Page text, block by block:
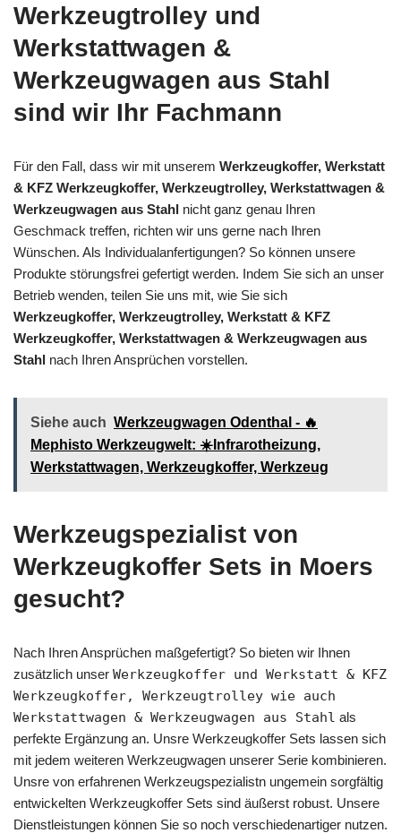
Werkzeugtrolley und
Werkstattwagen &
Werkzeugwagen aus Stahl
sind wir Ihr Fachmann
Für den Fall, dass wir mit unserem Werkzeugkoffer, Werkstatt
& KFZ Werkzeugkoffer, Werkzeugtrolley, Werkstattwagen &
Werkzeugwagen aus Stahl nicht ganz genau Ihren
Geschmack treffen, richten wir uns gerne nach Ihren
Wünschen. Als Individualanfertigungen? So können unsere
Produkte störungsfrei gefertigt werden. Indem Sie sich an unser
Betrieb wenden, teilen Sie uns mit, wie Sie sich
Werkzeugkoffer, Werkzeugtrolley, Werkstatt & KFZ
Werkzeugkoffer, Werkstattwagen & Werkzeugwagen aus
Stahl nach Ihren Ansprüchen vorstellen.
Siehe auch Werkzeugwagen Odenthal - 🔥
Mephisto Werkzeugwelt: ☀️Infrarotheizung,
Werkstattwagen, Werkzeugkoffer, Werkzeug
Werkzeugspezialist von
Werkzeugkoffer Sets in Moers
gesucht?
Nach Ihren Ansprüchen maßgefertigt? So bieten wir Ihnen
zusätzlich unser Werkzeugkoffer und Werkstatt & KFZ
Werkzeugkoffer, Werkzeugtrolley wie auch
Werkstattwagen & Werkzeugwagen aus Stahl als
perfekte Ergänzung an. Unsre Werkzeugkoffer Sets lassen sich
mit jedem weiteren Werkzeugwagen unserer Serie kombinieren.
Unsre von erfahrenen Werkzeugspezialistn ungemein sorgfältig
entwickelten Werkzeugkoffer Sets sind äußerst robust. Unsere
Dienstleistungen können Sie so noch verschiedenartiger nutzen.